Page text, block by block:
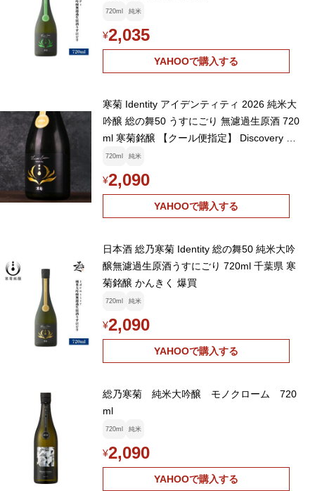
720ml 純米
¥2,035
YAHOOで購入する
寒菊 Identity アイデンティティ 2026 純米大
吟醸 総の舞50 うすにごり 無濾過生原酒 720
ml 寒菊銘醸 【クール便指定】 Discovery デ
ィスカバリー 総乃寒菊
720ml 純米
¥2,090
YAHOOで購入する
日本酒 総乃寒菊 Identity 総の舞50 純米大吟
醸無濾過生原酒うすにごり 720ml 千葉県 寒
菊銘醸 かんきく 爆買
720ml 純米
¥2,090
YAHOOで購入する
総乃寒菊 純米大吟醸 モノクローム 720
ml
720ml 純米
¥2,090
YAHOOで購入する